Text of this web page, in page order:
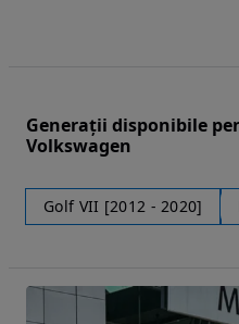
Generații disponibile
Volkswagen
Golf VII [2012 - 2020]